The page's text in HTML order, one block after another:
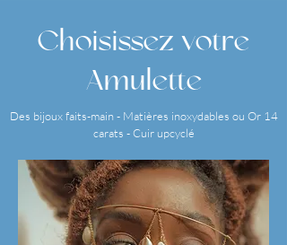
Choisissez votre
Amulette
Des bijoux faits-main - Matières inoxydables ou Or 14
carats - Cuir upcyclé